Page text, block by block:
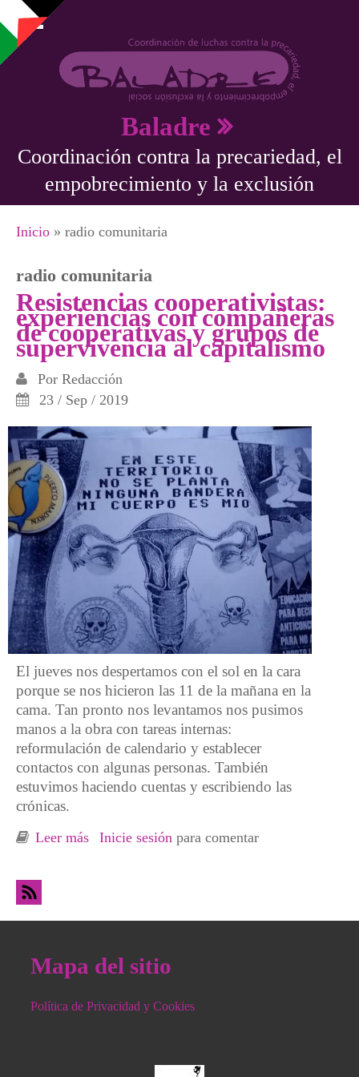
Pasar al contenido principal
Baladre
Coordinación contra la precariedad, el
empobrecimiento y la exclusión
Se encuentra usted aquí
Inicio » radio comunitaria
radio comunitaria
Resistencias cooperativistas:
experiencias con compañeras
de cooperativas y grupos de
supervivencia al capitalismo
Por Redacción
23 / Sep / 2019
El jueves nos despertamos con el sol en la cara
porque se nos hicieron las 11 de la mañana en la
cama. Tan pronto nos levantamos nos pusimos
manos a la obra con tareas internas:
reformulación de calendario y establecer
contactos con algunas personas. También
estuvimos haciendo cuentas y escribiendo las
crónicas.
Leer más sobre Resistencias cooperativistas:
Inicie sesión para comentar
Mapa del sitio
Política de Privacidad y Cookies